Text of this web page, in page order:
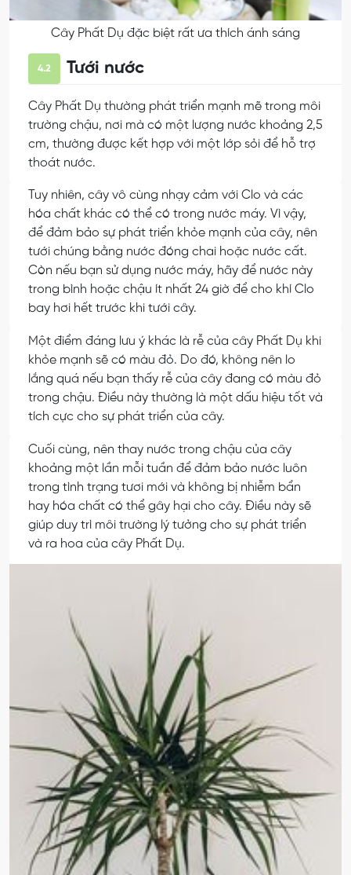
Cây Phất Dụ đặc biệt rất ưa thích ánh sáng
4.2 Tưới nước
Cây Phất Dụ thường phát triển mạnh mẽ trong môi
trường chậu, nơi mà có một lượng nước khoảng 2,5
cm, thường được kết hợp với một lớp sỏi để hỗ trợ
thoát nước.
Tuy nhiên, cây vô cùng nhạy cảm với Clo và các
hóa chất khác có thể có trong nước máy. Vì vậy,
để đảm bảo sự phát triển khỏe mạnh của cây, nên
tưới chúng bằng nước đóng chai hoặc nước cất.
Còn nếu bạn sử dụng nước máy, hãy để nước này
trong bình hoặc chậu ít nhất 24 giờ để cho khí Clo
bay hơi hết trước khi tưới cây.
Một điểm đáng lưu ý khác là rễ của cây Phất Dụ khi
khỏe mạnh sẽ có màu đỏ. Do đó, không nên lo
lắng quá nếu bạn thấy rễ của cây đang có màu đỏ
trong chậu. Điều này thường là một dấu hiệu tốt và
tích cực cho sự phát triển của cây.
Cuối cùng, nên thay nước trong chậu của cây
khoảng một lần mỗi tuần để đảm bảo nước luôn
trong tình trạng tươi mới và không bị nhiễm bẩn
hay hóa chất có thể gây hại cho cây. Điều này sẽ
giúp duy trì môi trường lý tưởng cho sự phát triển
và ra hoa của cây Phất Dụ.